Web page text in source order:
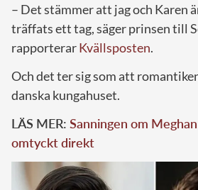
– Det stämmer att jag och Karen
träffats ett tag, säger prinsen till
rapporterarKvällsposten.
Och det ter sig som att
danska kungahuset.
LÄS MER: Sanningen om
omtyckt direkt